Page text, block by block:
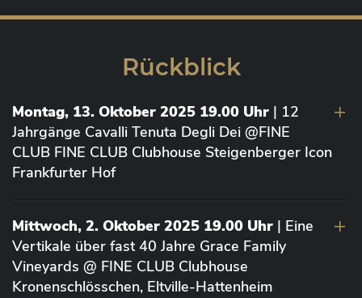
Rückblick
Montag, 13. Oktober 2025 19.00 Uhr | 12
Jahrgänge Cavalli Tenuta Degli Dei @FINE
CLUB FINE CLUB Clubhouse Steigenberger Icon
Frankfurter Hof
Mittwoch, 2. Oktober 2025 19.00 Uhr | Eine
Vertikale über fast 40 Jahre Grace Family
Vineyards @ FINE CLUB Clubhouse
Kronenschlösschen, Eltville-Hattenheim